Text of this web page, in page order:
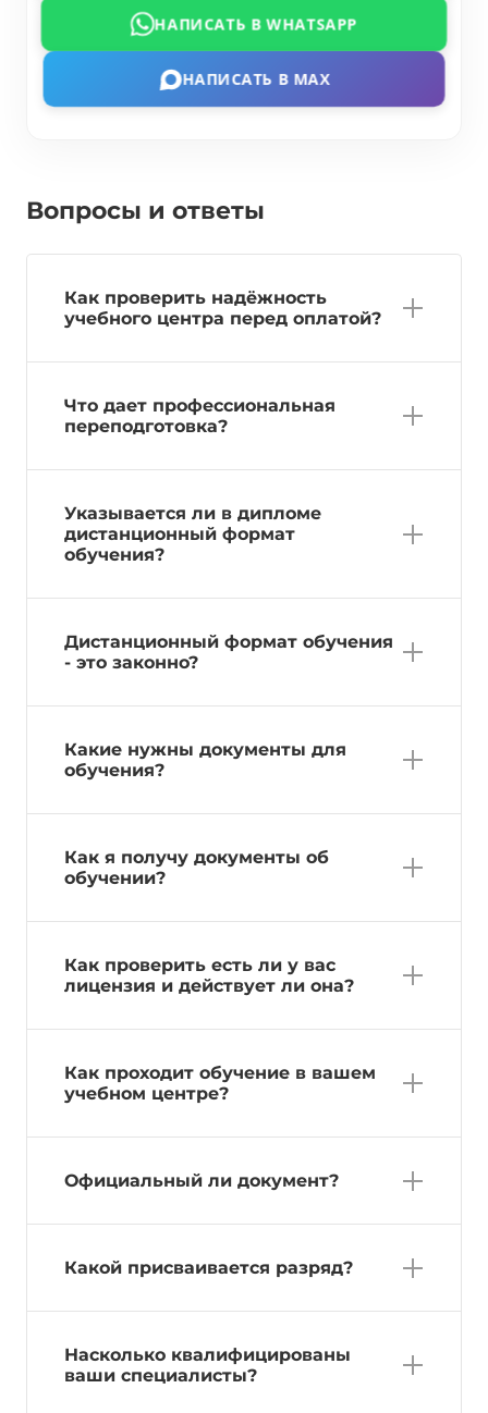
НАПИСАТЬ В WHATSAPP
НАПИСАТЬ В MAX
Вопросы и ответы
Как проверить надёжность
учебного центра перед оплатой?
Что дает профессиональная
переподготовка?
Указывается ли в дипломе
дистанционный формат
обучения?
Дистанционный формат обучения
- это законно?
Какие нужны документы для
обучения?
Как я получу документы об
обучении?
Как проверить есть ли у вас
лицензия и действует ли она?
Как проходит обучение в вашем
учебном центре?
Официальный ли документ?
Какой присваивается разряд?
Насколько квалифицированы
ваши специалисты?